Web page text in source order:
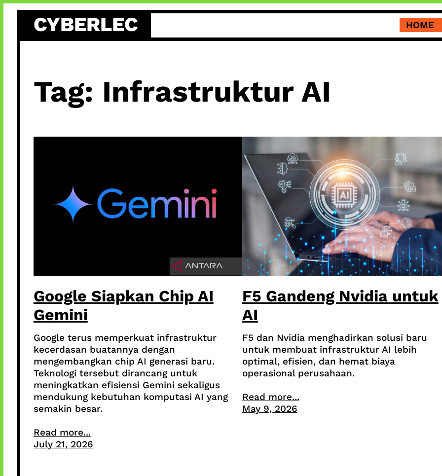
content
CYBERLEC HOME
Tag: Infrastruktur AI
Google Siapkan Chip AI
Gemini
Google terus memperkuat infrastruktur
kecerdasan buatannya dengan
mengembangkan chip AI generasi baru.
Teknologi tersebut dirancang untuk
meningkatkan efisiensi Gemini sekaligus
mendukung kebutuhan komputasi AI yang
semakin besar.
Read more...
July 21, 2026
F5 Gandeng Nvidia untuk
AI
F5 dan Nvidia menghadirkan solusi baru
untuk membuat infrastruktur AI lebih
optimal, efisien, dan hemat biaya
operasional perusahaan.
Read more...
May 9, 2026